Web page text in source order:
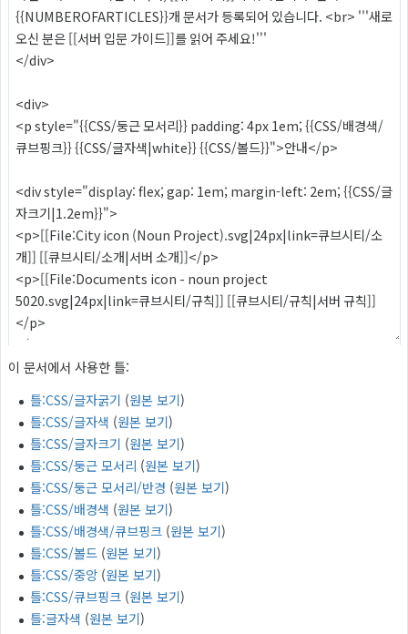
이 문서에서 사용한 틀:
틀:CSS/글자굵기 (원본 보기)
틀:CSS/글자색 (원본 보기)
틀:CSS/글자크기 (원본 보기)
틀:CSS/둥근 모서리 (원본 보기)
틀:CSS/둥근 모서리/반경 (원본 보기)
틀:CSS/배경색 (원본 보기)
틀:CSS/배경색/큐브핑크(원본 보기)
틀:CSS/볼드(원본 보기)
틀:CSS/중앙(원본 보기)
틀:CSS/큐브핑크(원본 보기)
틀:글자색 (원본 보기)